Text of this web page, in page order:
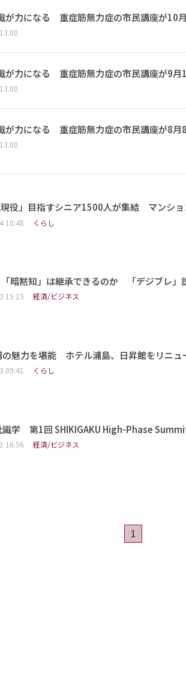
が力になる 重症筋無力症の市民講座が10
が力になる 重症筋無力症の市民講座が9月
が力になる 重症筋無力症の市民講座が8月
現役」目指すシニア1500人が集結 マンシ
10:48 くらし
暗黙知」は継承できるのか 「デジブレ」
15:15 経済/ビジネス
の魅力を堪能 ホテル浦島、日昇館をリニュ
09:41 くらし
識学 第1回 SHIKIGAKU High-Phase
16:56 経済/ビジネス
1